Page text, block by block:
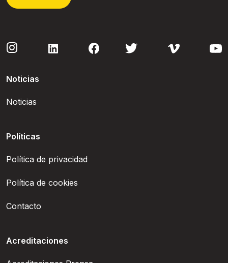
Noticias
Noticias
Políticas
Política de privacidad
Política de cookies
Contacto
Acreditaciones